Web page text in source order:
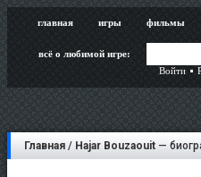
главная игры фильмы
всё о любимой игре:
Войти
Главная / Hajar Bouzaouit —